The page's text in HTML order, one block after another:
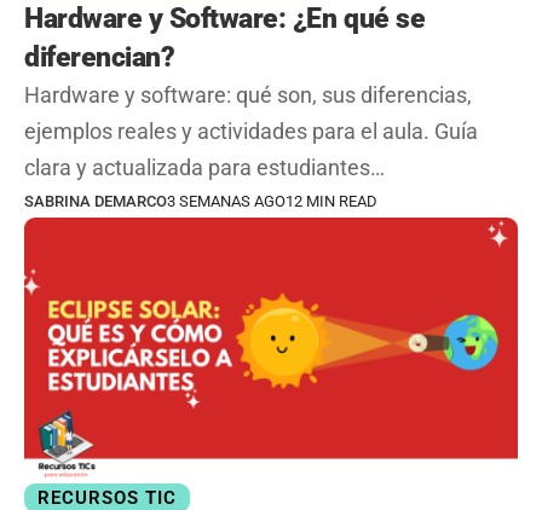
Hardware y Software: ¿En qué se
diferencian?
Hardware y software: qué son, sus diferencias,
ejemplos reales y actividades para el aula. Guía
clara y actualizada para estudiantes…
SABRINA DEMARCO3 SEMANAS AGO12 MIN READ
RECURSOS TIC